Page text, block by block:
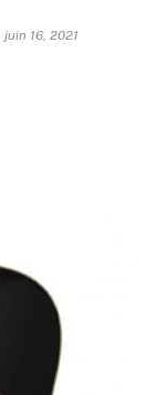
juin 16, 2021